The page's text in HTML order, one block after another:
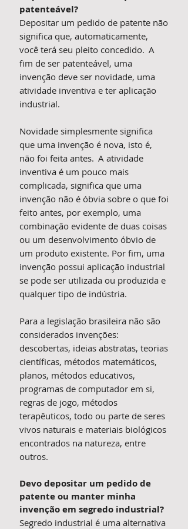
patenteável?
Depositar um pedido de patente não
significa que, automaticamente,
você terá seu pleito concedido. A
fim de ser patenteável, uma
invenção deve ser novidade, uma
atividade inventiva e ter aplicação
industrial.
Novidade simplesmente significa
que uma invenção é nova, isto é,
não foi feita antes. A atividade
inventiva é um pouco mais
complicada, significa que uma
invenção não é óbvia sobre o que foi
feito antes, por exemplo, uma
combinação evidente de duas coisas
ou um desenvolvimento óbvio de
um produto existente. Por fim, uma
invenção possui aplicação industrial
se pode ser utilizada ou produzida e
qualquer tipo de indústria.
Para a legislação brasileira não são
considerados invenções:
descobertas, ideias abstratas, teorias
científicas, métodos matemáticos,
planos, métodos educativos,
programas de computador em si,
regras de jogo, métodos
terapêuticos, todo ou parte de seres
vivos naturais e materiais biológicos
encontrados na natureza, entre
outros.
Devo depositar um pedido de
patente ou manter minha
invenção em segredo industrial?
Segredo industrial é uma alternativa